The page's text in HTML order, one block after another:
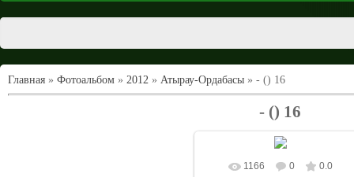
Главная » Фотоальбом » 2012 » Атырау-Ордабасы » - () 16
- () 16
В реальном размере
1166 0 0.0